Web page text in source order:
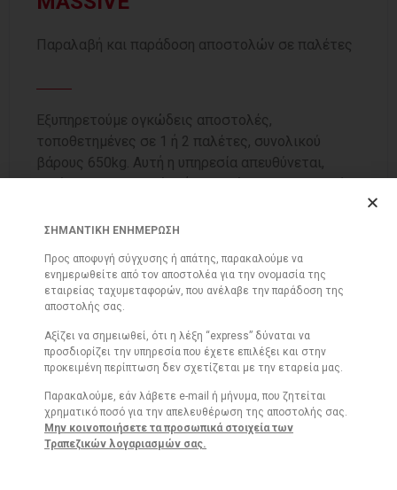
Παραλαβή και παράδοση αποστολών σε παλέτες
Εξυπηρετούμε ογκώδεις αποστολές,
τοποθετημένες σε 1 ή 2 παλέτες, συνολικού
βάρους 650kg. Αυτή η υπηρεσία απευθύνεται,
ασφάλεια και υπευθυνότητα στον τελικό πελάτη,
εταιρεία με προορισμό άλλες πόλεις της
Ελλάδας.
ALL IN ONE
Παράδοση μαζικών αποστολών σε ένα ή
περισσότερα σημεία
ΣΗΜΑΝΤΙΚΗ ΕΝΗΜΕΡΩΣΗ
Προς αποφυγή σύγχυσης ή απάτης, παρακαλούμε να
ενημερωθείτε από τον αποστολέα για την ονομασία της
εταιρείας ταχυμεταφορών, που ανέλαβε την παράδοση της
αποστολής σας.
Αξίζει να σημειωθεί, ότι η λέξη “express” δύναται να
προσδιορίζει την υπηρεσία που έχετε επιλέξει και στην
προκειμένη περίπτωση δεν σχετίζεται με την εταρεία μας.
Παρακαλούμε, εάν λάβετε e-mail ή μήνυμα, που ζητείται
χρηματικό ποσό για την απελευθέρωση της αποστολής σας.
Μην κοινοποιήσετε τα προσωπικά στοιχεία των
Τραπεζικών λογαριασμών σας.